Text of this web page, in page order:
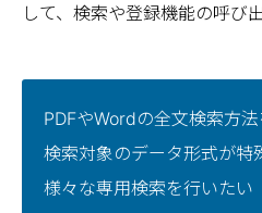
して、検索や登録機能の呼び
PDFやWordの全文検索方
検索対象のデータ形式が特
様々な専用検索を行いたい